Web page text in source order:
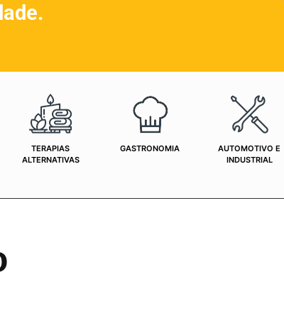
TERAPIAS
ALTERNATIVAS
GASTRONOMIA
AUTOMOTIVO E
INDUSTRIAL